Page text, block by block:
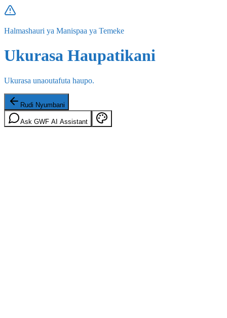
Halmashauri ya Manispaa ya Temeke
Ukurasa Haupatikani
Ukurasa unaoutafuta haupo.
Rudi Nyumbani
Ask GWF AI Assistant